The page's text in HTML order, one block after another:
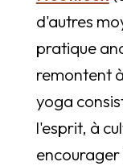
d'autres
pratique
remontent
yoga
l'esprit, à